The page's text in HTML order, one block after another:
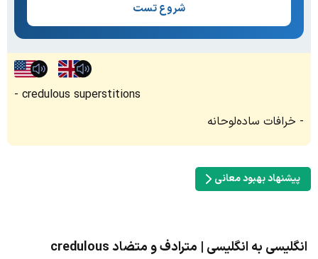
شروع تست
credulous superstitions
خرافات ساده‌لوحانه
پیشنهاد بهبود معانی
انگلیسی به انگلیسی | مترادف و متضاد credulous